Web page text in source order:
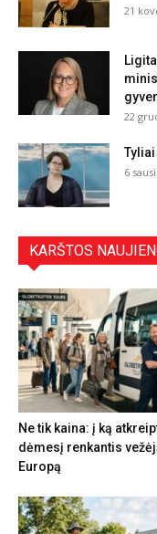
21
22
6
KARŠTOS
Ne tik kaina: į ką
dėmesį renkantis
Europą